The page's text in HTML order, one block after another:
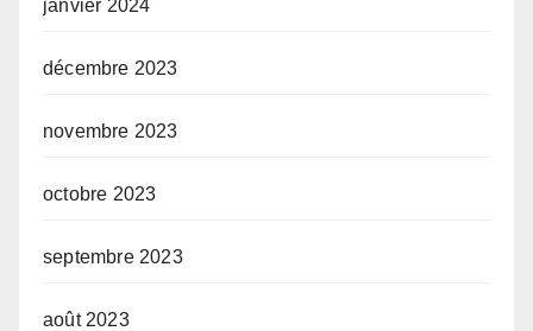
janvier 2024
décembre 2023
novembre 2023
octobre 2023
septembre 2023
août 2023